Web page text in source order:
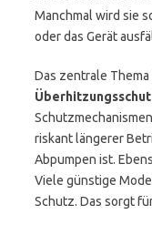
Manchmal wird sie
oder das Gerät
Das zentrale Thema
riskant längerer
Abpumpen ist.
Viele günstige
Schutz. Das sorgt